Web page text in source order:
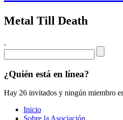
Metal Till Death
¿Quién está en línea?
Hay 26 invitados y ningún miembro
Inicio